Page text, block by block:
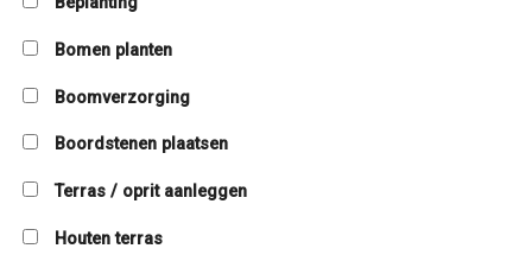
Bomen planten
Boomverzorging
Boordstenen plaatsen
Terras / oprit aanleggen
Houten terras